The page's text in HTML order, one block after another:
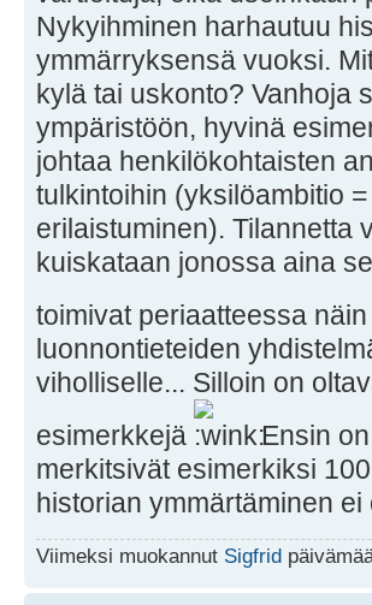
Nykyihminen harhautuu
ymmärryksensä vuoksi.
kylä tai uskonto? Vanhoja
ympäristöön, hyvinä
johtaa henkilökohtaisten
tulkintoihin (yksilöambitio
erilaistuminen). Tilannetta
kuiskataan jonossa aina
toimivat periaatteessa näin
luonnontieteiden
viholliselle... Silloin on
esimerkkejä
Ensin on
merkitsivät esimerkiksi
historian ymmärtäminen ei
Viimeksi muokannut Sigfrid